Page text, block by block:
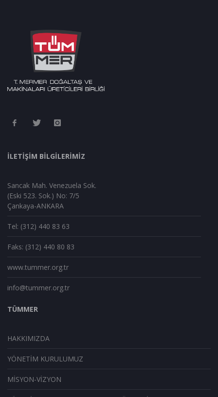
İLETİŞİM BİLGİLERİMİZ
Sancak Mah. Venezuela Sok.
(Eski 523. Sok.) No: 7/5
Çankaya-ANKARA
Tel: (312) 440 83 63
Faks: (312) 440 80 83
www.tummer.org.tr
info@tummer.org.tr
TÜMMER
HAKKIMIZDA
YÖNETİM KURULUMUZ
MİSYON-VİZYON